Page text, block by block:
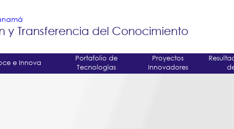
y Transferencia del Conocimiento
e Innova
Portafolio de
Tecnologías
Proyectos
Innovadores